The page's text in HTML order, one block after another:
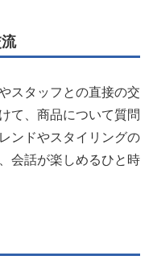
スタッフとの直接の交
て、商品について質問
ンドやスタイリングの
会話が楽しめるひと時